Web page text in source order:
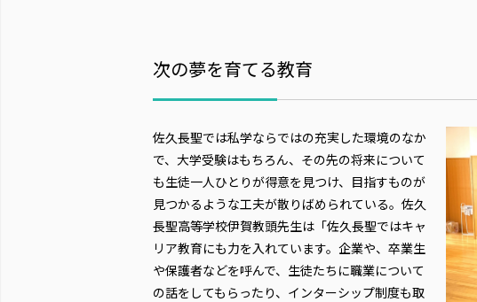
次の夢を育てる教育
佐久長聖では私学ならではの充実した環境のなか
で、大学受験はもちろん、その先の将来について
も生徒一人ひとりが得意を見つけ、目指すものが
見つかるような工夫が散りばめられている。佐久
長聖高等学校伊賀教頭先生は「佐久長聖ではキャ
リア教育にも力を入れています。企業や、卒業生
や保護者などを呼んで、生徒たちに職業について
の話をしてもらったり、インターシップ制度も取